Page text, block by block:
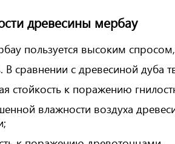
древесины мербау
пользуется высоким
В сравнении с древесиной дуба
стойкость к поражению
влажности воздуха